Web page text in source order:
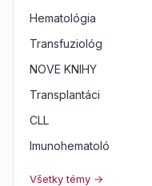
Hematológia
Transfuziológ
NOVE KNIHY
Transplantáci
CLL
Imunohematoló
Všetky témy →